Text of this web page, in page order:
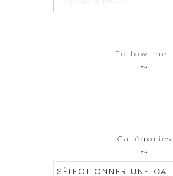
Follow me !
Catégories
Catégories